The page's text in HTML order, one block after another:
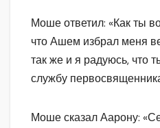
Моше ответил: «Как ты
что Ашем избрал меня
так же и я радуюсь, что
службу
Моше сказал Аарону: